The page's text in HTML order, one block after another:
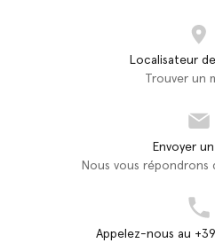
Localisateur
Trouver un
Envoyer un
Nous vous répondrons
Appelez-nous au